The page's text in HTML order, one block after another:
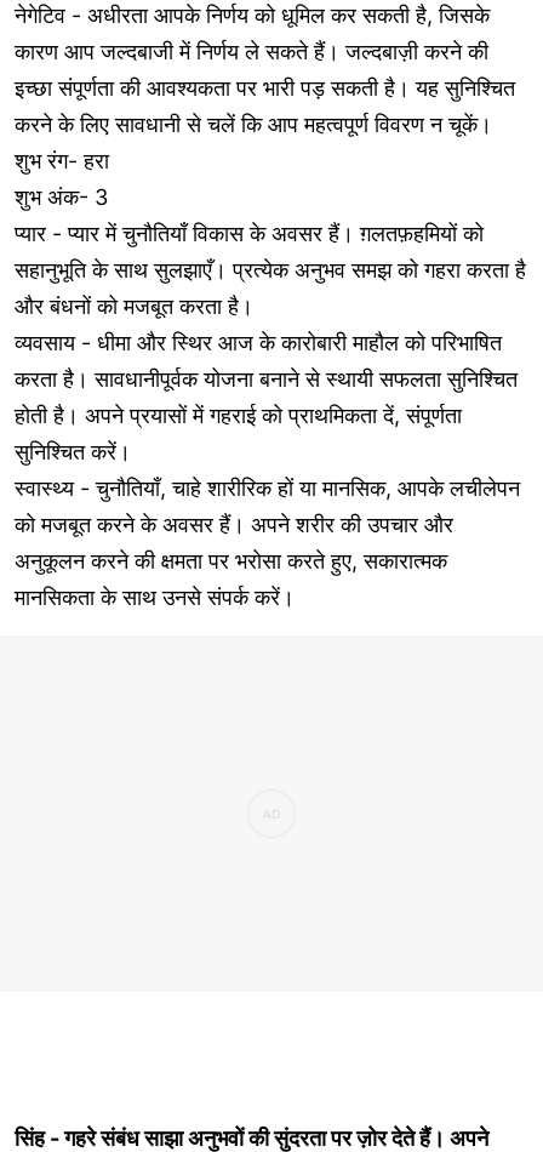
नेगेटिव - अधीरता आपके निर्णय को धूमिल कर सकती है, जिसके
कारण आप जल्दबाजी में निर्णय ले सकते हैं। जल्दबाज़ी करने की
इच्छा संपूर्णता की आवश्यकता पर भारी पड़ सकती है। यह सुनिश्चित
करने के लिए सावधानी से चलें कि आप महत्वपूर्ण विवरण न चूकें।
शुभ रंग- हरा
शुभ अंक- 3
प्यार - प्यार में चुनौतियाँ विकास के अवसर हैं। ग़लतफ़हमियों को
सहानुभूति के साथ सुलझाएँ। प्रत्येक अनुभव समझ को गहरा करता है
और बंधनों को मजबूत करता है।
व्यवसाय - धीमा और स्थिर आज के कारोबारी माहौल को परिभाषित
करता है। सावधानीपूर्वक योजना बनाने से स्थायी सफलता सुनिश्चित
होती है। अपने प्रयासों में गहराई को प्राथमिकता दें, संपूर्णता
सुनिश्चित करें।
स्वास्थ्य - चुनौतियाँ, चाहे शारीरिक हों या मानसिक, आपके लचीलेपन
को मजबूत करने के अवसर हैं। अपने शरीर की उपचार और
अनुकूलन करने की क्षमता पर भरोसा करते हुए, सकारात्मक
मानसिकता के साथ उनसे संपर्क करें।
सिंह - गहरे संबंध साझा अनुभवों की सुंदरता पर ज़ोर देते हैं। अपने